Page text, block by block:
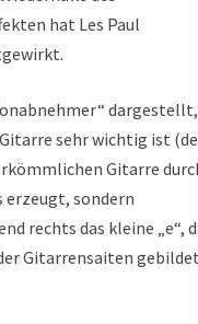
hat Les Paul
dargestellt,
sehr wichtig ist
Gitarre
erzeugt, sondern
rechts das kleine „e“,
Gitarrensaiten